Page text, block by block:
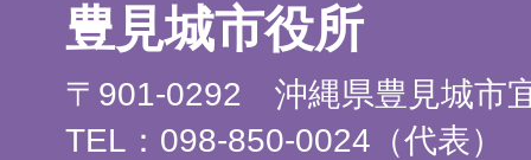
豊見城市役所
〒901-0292 沖縄県豊見城市
TEL：098-850-0024（代表）